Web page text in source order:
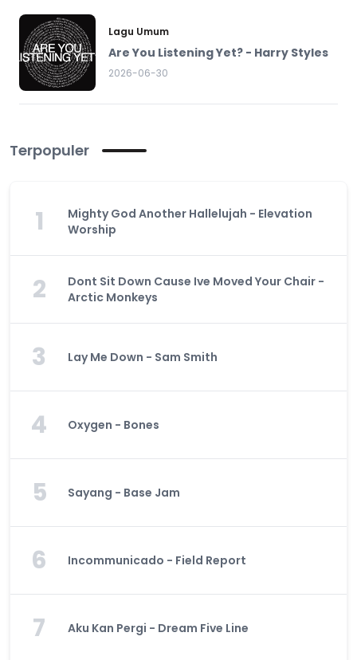
Lagu Umum
Are You Listening Yet? - Harry Styles
2026-06-30
Terpopuler
1
Mighty God Another Hallelujah - Elevation
Worship
2
Dont Sit Down Cause Ive Moved Your Chair -
Arctic Monkeys
3 Lay Me Down - Sam Smith
4 Oxygen - Bones
5 Sayang - Base Jam
6 Incommunicado - Field Report
7 Aku Kan Pergi - Dream Five Line